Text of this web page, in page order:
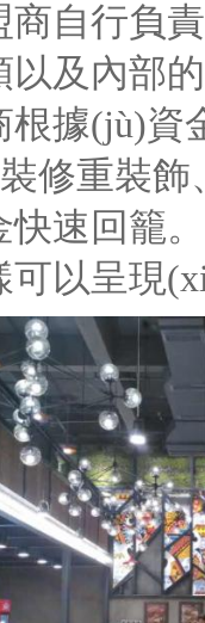
行負責
及內部
據(jù)資
修重裝
速回籠
以呈現